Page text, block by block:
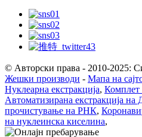
© Авторски права - 2010-2025:
Жешки производи - Мапа на
Нуклеарна екстракција, Комплет
Автоматизирана екстракција
прочистување на РНК,
на нуклеинска киселина,